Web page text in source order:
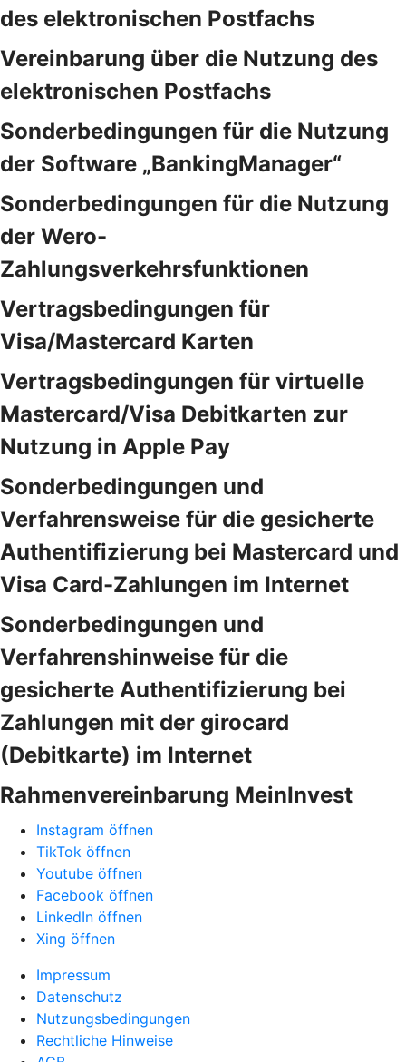
des elektronischen Postfachs
Vereinbarung über die Nutzung des
elektronischen Postfachs
Sonderbedingungen für die Nutzung
der Software „BankingManager“
Sonderbedingungen für die Nutzung
der Wero-
Zahlungsverkehrsfunktionen
Vertragsbedingungen für
Visa/Mastercard Karten
Vertragsbedingungen für virtuelle
Mastercard/Visa Debitkarten zur
Nutzung in Apple Pay
Sonderbedingungen und
Verfahrensweise für die gesicherte
Authentifizierung bei Mastercard und
Visa Card-Zahlungen im Internet
Sonderbedingungen und
Verfahrenshinweise für die
gesicherte Authentifizierung bei
Zahlungen mit der girocard
(Debitkarte) im Internet
Rahmenvereinbarung MeinInvest
Instagram öffnen
TikTok öffnen
Youtube öffnen
Facebook öffnen
LinkedIn öffnen
Xing öffnen
Impressum
Datenschutz
Nutzungsbedingungen
Rechtliche Hinweise